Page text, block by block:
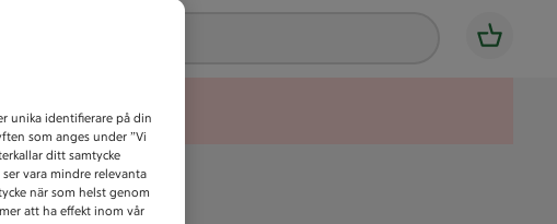
unika identifierare på din
som anges under ”Vi
ditt samtycke
vara mindre relevanta
när som helst genom
att ha effekt inom vår